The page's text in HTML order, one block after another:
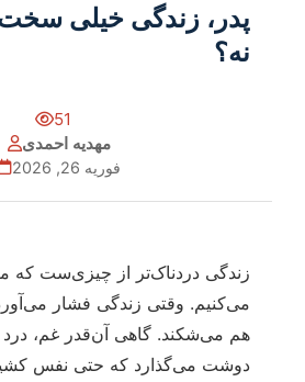
پدر، زندگی خیلی سخت
نه؟
51
مهدیه احمدی
فوریه 26, 2026
زندگی دردناک‌تر از چیزی‌ست که
می‌کنیم. وقتی زندگی فشار
هم می‌شکند. گاهی آن‌قدر غم، درد
دوشت می‌گذارد که حتی نفس